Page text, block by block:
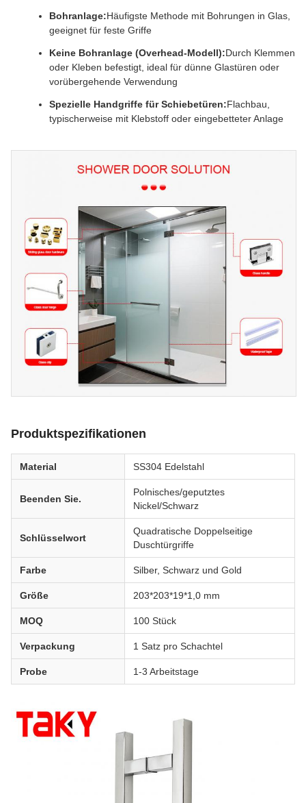
Bohranlage:Häufigste Methode mit Bohrungen in Glas,
geeignet für feste Griffe
Keine Bohranlage (Overhead-Modell):Durch Klemmen
oder Kleben befestigt, ideal für dünne Glastüren oder
vorübergehende Verwendung
Spezielle Handgriffe für Schiebetüren:Flachbau,
typischerweise mit Klebstoff oder eingebetteter Anlage
Produktspezifikationen
Material SS304 Edelstahl
Beenden Sie.
Polnisches/geputztes
Nickel/Schwarz
Schlüsselwort
Quadratische Doppelseitige
Duschtürgriffe
Farbe Silber, Schwarz und Gold
Größe 203*203*19*1,0 mm
MOQ 100 Stück
Verpackung 1 Satz pro Schachtel
Probe 1-3 Arbeitstage